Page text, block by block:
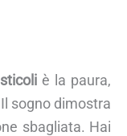
è la paura,
sogno dimostra
sbagliata. Hai